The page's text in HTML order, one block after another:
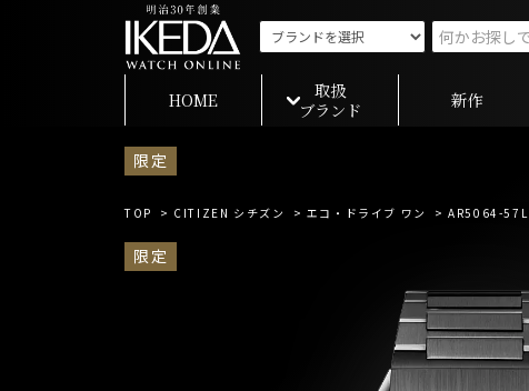
HOME
取扱
ブランド
新作
限定
TOP > CITIZEN シチズン > エコ・ドライブ ワン > AR5064-57L
限定